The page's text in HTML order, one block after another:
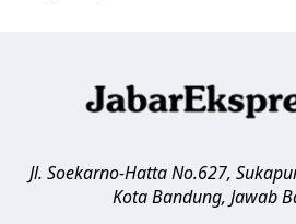
Jl. Soekarno-Hatta No.627,
Kota Bandung, Jawab